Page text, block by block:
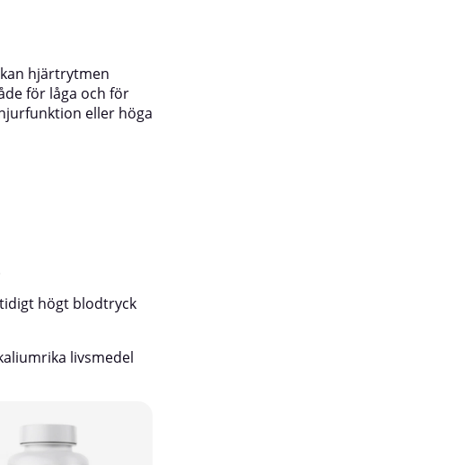
hjärtrytmen
för låga och för
eller höga
högt blodtryck
livsmedel